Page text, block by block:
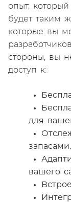
опыт,
будет таким
которые вы
стороны, вы
доступ к:
для
запасами.
вашего